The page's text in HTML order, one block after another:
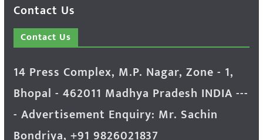
Contact Us
Contact Us
14 Press Complex, M.P. Nagar, Zone - 1,
Bhopal - 462011 Madhya Pradesh INDIA ---
- Advertisement Enquiry: Mr. Sachin
Bondriya, +91 9826021837